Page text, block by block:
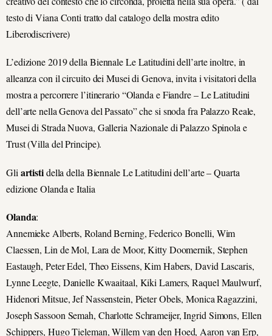
testo di Viana Conti tratto dal catalogo della mostra edito
Liberodiscrivere)
L’edizione 2019 della Biennale Le Latitudini dell’arte inoltre, in
alleanza con il circuito dei Musei di Genova, invita i visitatori della
mostra a percorrere l’itinerario “Olanda e Fiandre – Le Latitudini
dell’arte nella Genova del Passato” che si snoda fra Palazzo Reale,
Musei di Strada Nuova, Galleria Nazionale di Palazzo Spinola e
Trust (Villa del Principe).
Gli artistidella della Biennale Le Latitudini dell’arte – Quarta
edizione Olanda e Italia
Olanda:
Annemieke Alberts, Roland Berning, Federico Bonelli, Wim
Claessen, Lin de Mol, Lara de Moor, Kitty Doomernik, Stephen
Eastaugh, Peter Edel, Theo Eissens, Kim Habers, David Lascaris,
Lynne Leegte, Danielle Kwaaitaal, Kiki Lamers, Raquel Maulwurf,
Hidenori Mitsue, Jef Nassenstein, Pieter Obels, Monica Ragazzini,
Joseph Sassoon Semah, Charlotte Schrameijer, Ingrid Simons, Ellen
Schippers, Hugo Tieleman, Willem van den Hoed, Aaron van Erp,